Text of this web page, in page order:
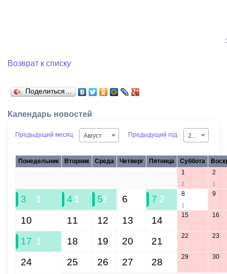
:
Возврат к списку
Поделиться…
Календарь новостей
Предыдущий месяц Август Предыдущий год 2026
Понедельник Вторник Среда Четверг Пятница Суббота
1
2
2
1
3 1 4 1 52 6 7 2 8
1
9
10 11 12 13 14 15 16
17 1 18 19 20 21 22 23
24 25 26 27 28 29 30